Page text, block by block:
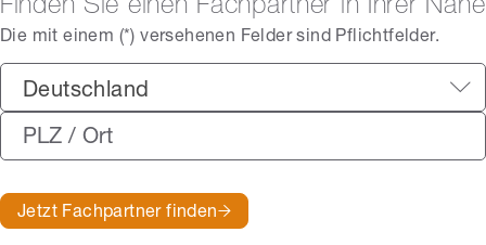
Finden Sie einen Fachpartner in Ihrer Nähe
Die mit einem (*) versehenen Felder sind Pflichtfelder.
Deutschland
Jetzt Fachpartner finden